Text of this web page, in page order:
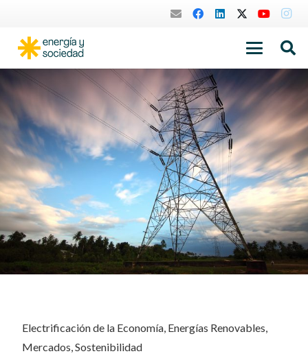
Electrificación de la Economía, Energías Renovables,
Mercados,Sostenibilidad